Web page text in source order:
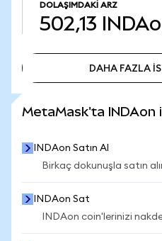
DOLAŞIMDAKI ARZ
502,13
DAHA FAZLA
MetaMask'ta INDAon
INDAon Satın Al
Birkaç dokunuşla satın
INDAon Sat
INDAon coin'lerinizi